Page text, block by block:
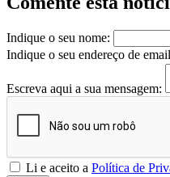
Indique o seu nome:
Indique o seu endereço de
Escreva aqui a sua mensagem:
Li e aceito a Política de